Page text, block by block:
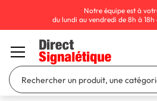
Notre équipe est à
du lundi au vendredi de 8h à 18h